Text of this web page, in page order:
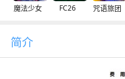
魔法少女 FC26 咒语旅团
简介